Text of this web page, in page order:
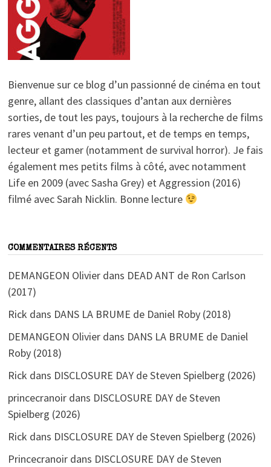
Bienvenue sur ce blog d’un passionné de cinéma en tout
genre, allant des classiques d’antan aux dernières
sorties, de tout les pays, toujours à la recherche de films
rares venant d’un peu partout, et de temps en temps,
lecteur et gamer (notamment de survival horror). Je fais
également mes petits films à côté, avec notamment
Life en 2009 (avec Sasha Grey) et Aggression (2016)
filmé avec Sarah Nicklin. Bonne lecture
COMMENTAIRES RÉCENTS
DEMANGEON Olivierdans DEAD ANT de Ron Carlson
(2017)
Rick dans DANS LA BRUME de Daniel Roby (2018)
DEMANGEON Olivierdans DANS LA BRUME de Daniel
Roby (2018)
Rick dans DISCLOSURE DAY de Steven Spielberg (2026)
princecranoirdans DISCLOSURE DAY de Steven
Spielberg (2026)
Rick dans DISCLOSURE DAY de Steven Spielberg (2026)
Princecranoirdans DISCLOSURE DAY de Steven